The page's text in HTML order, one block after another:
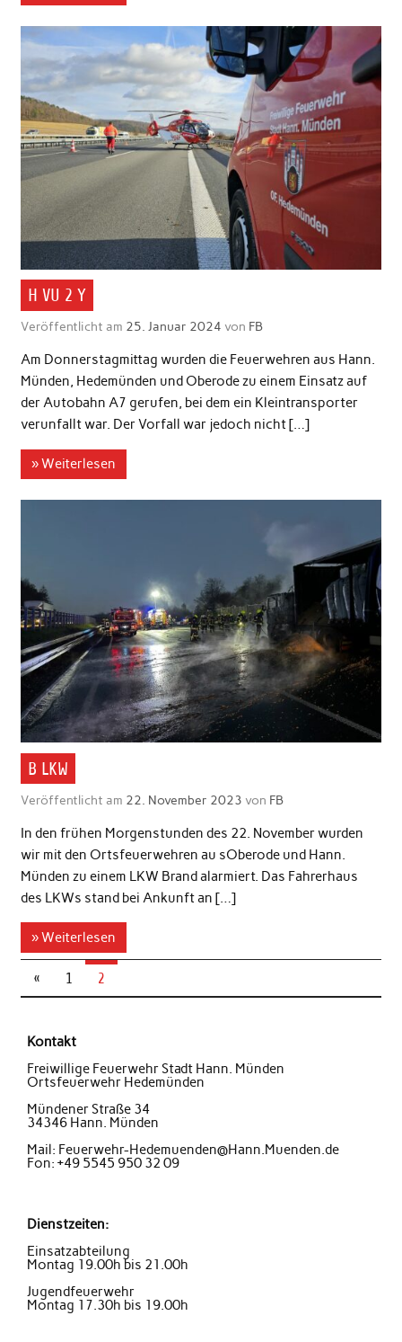
H VU 2 Y
Veröffentlicht am 25. Januar 2024 von FB
Am Donnerstagmittag wurden die Feuerwehren aus Hann.
Münden, Hedemünden und Oberode zu einem Einsatz auf
der Autobahn A7 gerufen, bei dem ein Kleintransporter
verunfallt war. Der Vorfall war jedoch nicht […]
» Weiterlesen
B LKW
Veröffentlicht am 22. November 2023 von FB
In den frühen Morgenstunden des 22. November wurden
wir mit den Ortsfeuerwehren au sOberode und Hann.
Münden zu einem LKW Brand alarmiert. Das Fahrerhaus
des LKWs stand bei Ankunft an […]
» Weiterlesen
« 1 2
Kontakt
Freiwillige Feuerwehr Stadt Hann. Münden
Ortsfeuerwehr Hedemünden
Mündener Straße 34
34346 Hann. Münden
Mail: Feuerwehr-Hedemuenden@Hann.Muenden.de
Fon: +49 5545 950 32 09
Dienstzeiten:
Einsatzabteilung
Montag 19.00h bis 21.00h
Jugendfeuerwehr
Montag 17.30h bis 19.00h